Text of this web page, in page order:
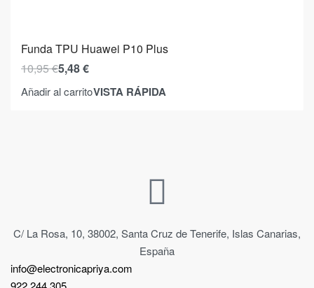
Funda TPU Huawei P10 Plus
10,95€5,48€
Añadir al carritoVISTA RÁPIDA
C/ La Rosa, 10, 38002, Santa Cruz de Tenerife, Islas Canarias,
España
info@electronicapriya.com